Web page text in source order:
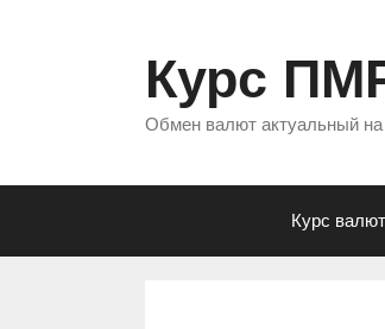
Курс
Обмен валют актуальный на
Курс валют